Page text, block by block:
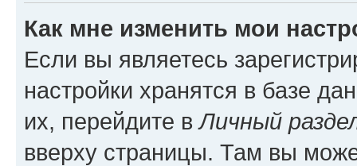
Как мне изменить мои
Если вы являетесь
настройки хранятся в базе
их, перейдите вЛичный
вверху страницы. Там вы